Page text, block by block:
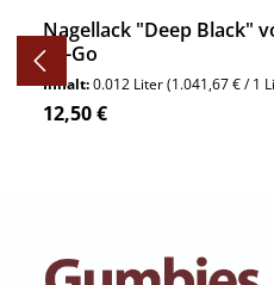
Nagellack "Deep Black"
To-Go
Inhalt:0.012 Liter(1.041,67 € / 1
Regulärer Preis:
12,50 €